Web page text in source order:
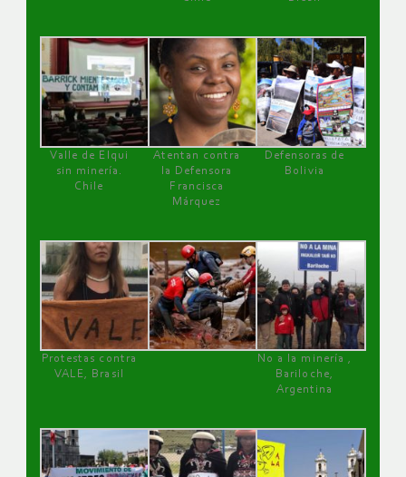
Valle de Elqui
sin minería.
Chile
Atentan contra
la Defensora
Francisca
Márquez
Defensoras de
Bolivia
Protestas contra
VALE, Brasil
No a la minería ,
Bariloche,
Argentina